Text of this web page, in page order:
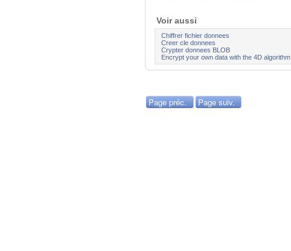
Voir aussi
Chiffrer fichier donnees
Creer cle donnees
Crypter donnees BLOB
Encrypt your own data with the 4D algorithm
Page préc. Page suiv.